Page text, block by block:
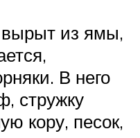
вырыт из ямы,
В него
стружку
кору, песок,